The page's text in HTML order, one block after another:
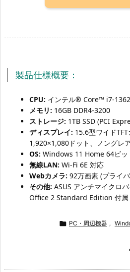
製品仕様概要：
CPU: インテル® Core™ i7-
メモリ: 16GB DDR4-3200
ストレージ: 1TB SSD (PCI
ディスプレイ: 15.6型ワイド
1,920×1,080ドット、ノングレ
OS: Windows 11 Home 64ビッ
無線LAN: Wi-Fi 6E 対応
Webカメラ: 92万画素 (プライ
その他: ASUS アンチマイクロ
Office 2 Standard Edition 付属
 PC・周辺機器 ,